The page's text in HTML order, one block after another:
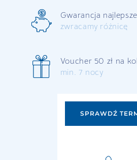
Gwarancja
zwracamy różnicę
Voucher 50 zł na
min. 7 nocy
SPRAWDŹ